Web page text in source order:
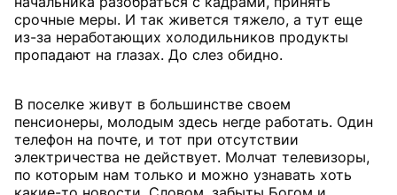
срочные меры. И так живется тяжело, а тут еще
из-за неработающих холодильников продукты
пропадают на глазах. До слез обидно.
В поселке живут в большинстве своем
пенсионеры, молодым здесь негде работать. Один
телефон на почте, и тот при отсутствии
электричества не действует. Молчат телевизоры,
по которым нам только и можно узнавать хоть